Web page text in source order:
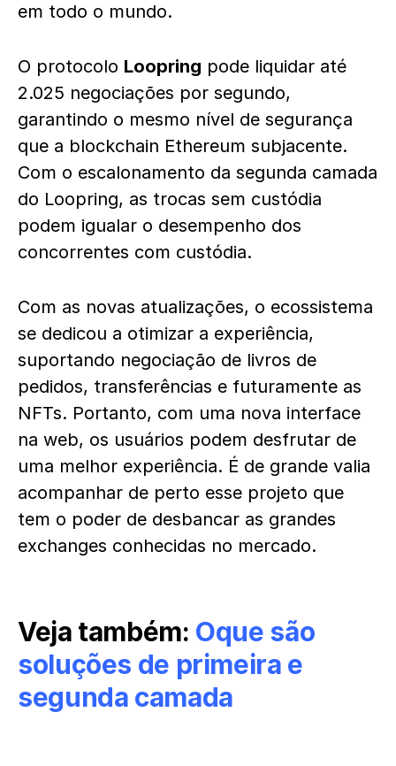
em todo o mundo.
O protocolo Loopring pode liquidar até
2.025 negociações por segundo,
garantindo o mesmo nível de segurança
que a blockchain Ethereum subjacente.
Com o escalonamento da segunda camada
do Loopring, as trocas sem custódia
podem igualar o desempenho dos
concorrentes com custódia.
Com as novas atualizações, o ecossistema
se dedicou a otimizar a experiência,
suportando negociação de livros de
pedidos, transferências e futuramente as
NFTs. Portanto, com uma nova interface
na web, os usuários podem desfrutar de
uma melhor experiência. É de grande valia
acompanhar de perto esse projeto que
tem o poder de desbancar as grandes
exchanges conhecidas no mercado.
Veja também: Oque são
soluções de primeira e
segunda camada